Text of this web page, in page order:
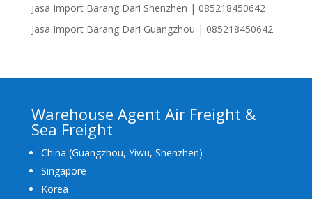
Jasa Import Barang Dari Shenzhen | 085218450642
Jasa Import Barang Dari Guangzhou | 085218450642
Warehouse Agent Air Freight &
Sea Freight
China (Guangzhou, Yiwu, Shenzhen)
Singapore
Korea